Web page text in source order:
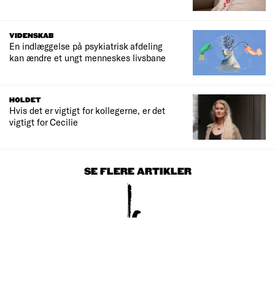
VIDENSKAB
En indlæggelse på psykiatrisk afdeling
kan ændre et ungt menneskes livsbane
HOLDET
Hvis det er vigtigt for kollegerne, er det
vigtigt for Cecilie
SE FLERE ARTIKLER